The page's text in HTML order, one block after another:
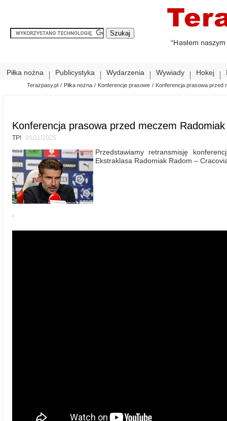
Piłka nożna Publicystyka Wydarzenia Wywiady Hokej
Terazpasy.pl / Piłka nożna / Konferencje prasowe / Konferencja prasowa przed
Konferencja prasowa przed meczem
TP! 05/11/2025
Przedstawiamy retransmisję
Ekstraklasa Radomiak Radom –